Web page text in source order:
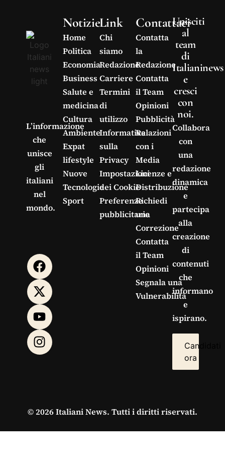
L’informazione
che
unisce
gli
italiani
nel
mondo.
Notizie
Home
Politica
Economia
Business
Salute e
medicina
Cultura
Ambiente
Expat
lifestyle
Nuove
Tecnologie
Sport
Link
Chi
siamo
Redazione
Carriere
Termini
di
utilizzo
Informativa
sulla
Privacy
Impostazioni
dei Cookie
Preferenze
pubblicitarie
Contattaci
Contatta
la
Redazione
Contatta
il Team
Opinioni
Pubblicità
Relazioni
con i
Media
Licenze e
Distribuzione
Richiedi
una
Correzione
Contatta
il Team
Opinioni
Segnala una
Vulnerabilità
Unisciti
al
team
di
Italianinews
e
cresci
con
noi.
Collabora
con
una
redazione
dinamica
e
partecipa
alla
creazione
di
contenuti
che
informano
e
ispirano.
Candidati
ora
© 2026 Italiani News. Tutti i diritti riservati.